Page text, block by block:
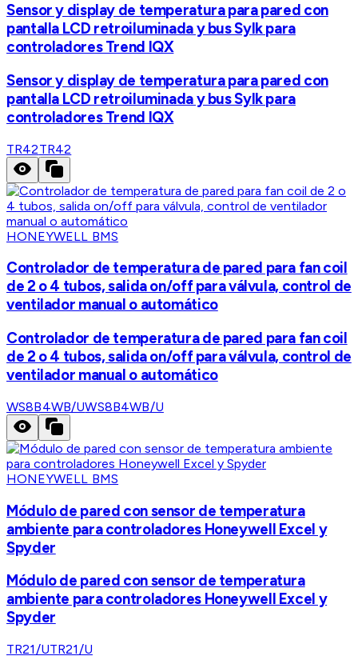
Sensor y display de temperatura para pared con
pantalla LCD retroiluminada y bus Sylk para
controladores Trend IQX
Sensor y display de temperatura para pared con
pantalla LCD retroiluminada y bus Sylk para
controladores Trend IQX
TR42TR42
HONEYWELL BMS
Controlador de temperatura de pared para fan coil
de 2 o 4 tubos, salida on/off para válvula, control de
ventilador manual o automático
Controlador de temperatura de pared para fan coil
de 2 o 4 tubos, salida on/off para válvula, control de
ventilador manual o automático
WS8B4WB/UWS8B4WB/U
HONEYWELL BMS
Módulo de pared con sensor de temperatura
ambiente para controladores Honeywell Excel y
Spyder
Módulo de pared con sensor de temperatura
ambiente para controladores Honeywell Excel y
Spyder
TR21/UTR21/U